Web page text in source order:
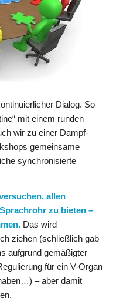
Dialog. So
mit einem runden
wir zu einer Dampf-
gemeinsame
synchronisierte
allen
zu bieten –
Das wird
ziehen (schließlich gab
aufgrund gemäßigter
für ein V-Organ
– aber damit